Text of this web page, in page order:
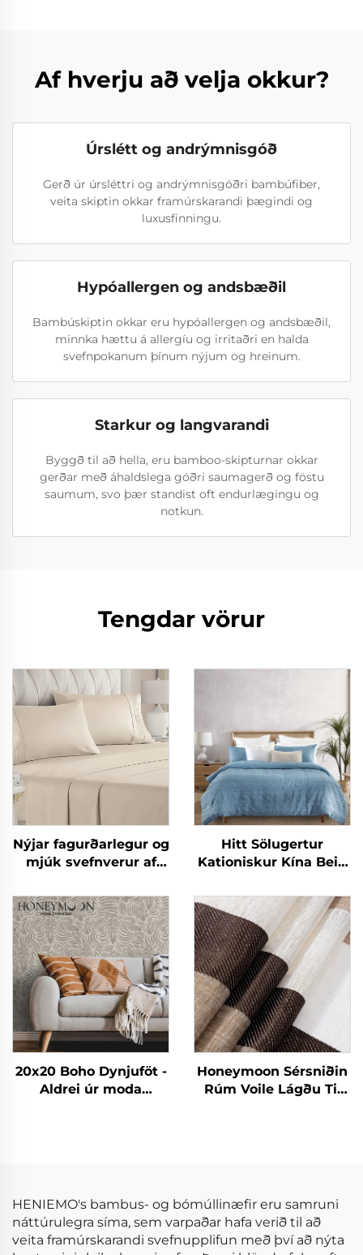
Af hverju að velja okkur?
Úrslétt og andrýmnisgóð
Gerð úr úrsléttri og andrýmnisgóðri bambúfiber,
veita skiptin okkar framúrskarandi þægindi og
luxusfinningu.
Hypóallergen og andsbæðil
Bambúskiptin okkar eru hypóallergen og andsbæðil,
minnka hættu á allergíu og irritaðri en halda
svefnpokanum þínum nýjum og hreinum.
Starkur og langvarandi
Byggð til að hella, eru bamboo-skipturnar okkar
gerðar með áhaldslega góðri saumagerð og föstu
saumum, svo þær standist oft endurlægingu og
notkun.
Tengdar vörur
Nýjar fagurðarlegur og
mjúk svefnverur af
bómull 90gsm
fyrirheituð ólíkind
svefnverur fyrir allar
árstíðir
Hitt Sölugertur
Kationiskur Kína Bein
Krinkla Upphengdur
Hlífardúkasetur
20x20 Boho Dynjuföt -
Aldrei úr moda
Honeymoon Sérsniðin
Rúm Voile Lágðu Til
HENIEMO's bambus- og bómúllinæfir eru samruni
náttúrulegra síma, sem varpaðar hafa verið til að
veita framúrskarandi svefnupplifun með því að nýta